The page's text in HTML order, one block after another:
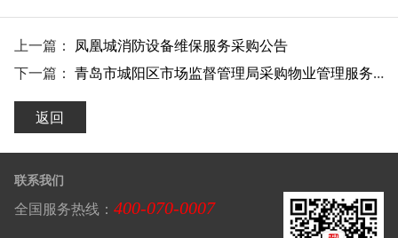
上一篇： 凤凰城消防设备维保服务采购公告
下一篇： 青岛市城阳区市场监督管理局采购物业管理服务成交公告(D202203280236)
返回
联系我们
全国服务热线： 400-070-0007